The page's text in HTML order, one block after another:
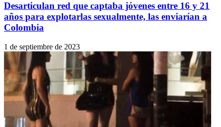
Desarticulan red que captaba jóvenes entre 16 y 21
años para explotarlas sexualmente, las enviarían a
Colombia
1 de septiembre de 2023